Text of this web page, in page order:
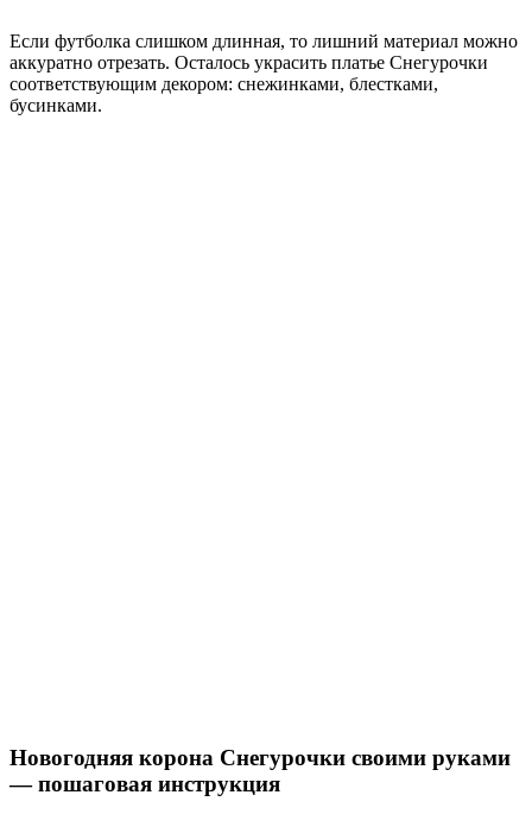
Если футболка слишком длинная, то лишний материал можно
аккуратно отрезать. Осталось украсить платье Снегурочки
соответствующим декором: снежинками, блестками,
бусинками.
Новогодняя корона Снегурочки своими руками
— пошаговая инструкция